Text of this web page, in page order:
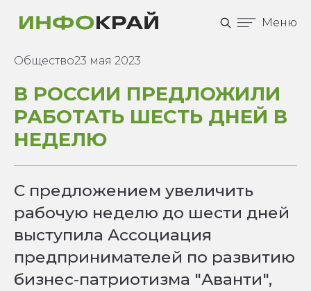
Меню
Общество23 мая 2023
В РОССИИ ПРЕДЛОЖИЛИ
РАБОТАТЬ ШЕСТЬ ДНЕЙ В
НЕДЕЛЮ
С предложением увеличить
рабочую неделю до шести дней
выступила Ассоциация
предпринимателей по развитию
бизнес-патриотизма "Аванти",